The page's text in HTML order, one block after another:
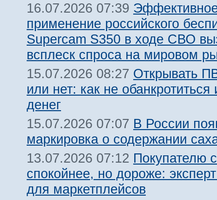
16.07.2026 07:39
применение российского
Supercam S350 в ходе СВО
всплеск спроса на мировом
15.07.2026 08:27 Открывать
или нет: как не обанкротиться
денег
15.07.2026 07:07 В России
маркировка о содержании
13.07.2026 07:12 Покупателю
спокойнее, но дороже:
для маркетплейсов